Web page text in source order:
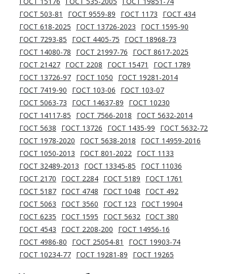
ГОСТ 503-81
ГОСТ 9559-89 ГОСТ 1173
ГОСТ 434
ГОСТ 618-2025
ГОСТ 13726-2023
ГОСТ 1595-90
ГОСТ 7293-85
ГОСТ 4405-75
ГОСТ 18968-73
ГОСТ 14080-78
ГОСТ 21997-76
ГОСТ 8617-2025
ГОСТ 21427 ГОСТ 2208 ГОСТ 15471
ГОСТ 1789
ГОСТ 13726-97 ГОСТ 1050
ГОСТ 19281-2014
ГОСТ 7419-90
ГОСТ 103-06
ГОСТ 103-07
ГОСТ 5063-73
ГОСТ 14637-89
ГОСТ 10230
ГОСТ 14117-85
ГОСТ 7566-2018
ГОСТ 5632-2014
ГОСТ 5638
ГОСТ 13726 ГОСТ 1435-99
ГОСТ 5632-72
ГОСТ 1978-2020
ГОСТ 5638-2018
ГОСТ 14959-2016
ГОСТ 1050-2013
ГОСТ 801-2022 ГОСТ 1133
ГОСТ 32489-2013
ГОСТ 13345-85
ГОСТ 11036
ГОСТ 2170
ГОСТ 2284 ГОСТ 5189
ГОСТ 1761
ГОСТ 5187 ГОСТ 4748 ГОСТ 1048
ГОСТ 492
ГОСТ 5063
ГОСТ 3560 ГОСТ 123
ГОСТ 19904
ГОСТ 6235
ГОСТ 1595 ГОСТ 5632 ГОСТ 380
ГОСТ 4543
ГОСТ 2208-200
ГОСТ 14956-16
ГОСТ 4986-80
ГОСТ 25054-81
ГОСТ 19903-74
ГОСТ 10234-77 ГОСТ 19281-89 ГОСТ 19265